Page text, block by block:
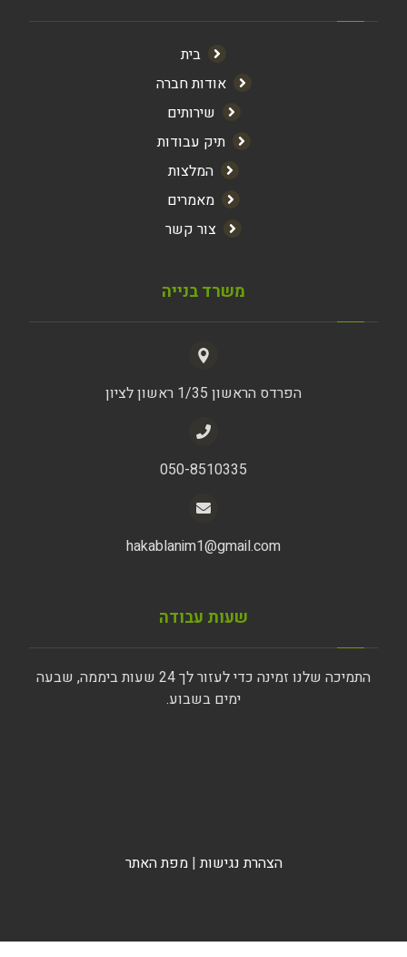
בית
אודות חברה
שירותים
תיק עבודות
המלצות
מאמרים
צור קשר
משרד בנייה
הפרדס הראשון 1/35 ראשון לציון
050-8510335
hakablanim1@gmail.com
שעות עבודה
התמיכה שלנו זמינה כדי לעזור לך 24 שעות ביממה, שבעה
ימים בשבוע.
הצהרת נגישות|מפת האתר